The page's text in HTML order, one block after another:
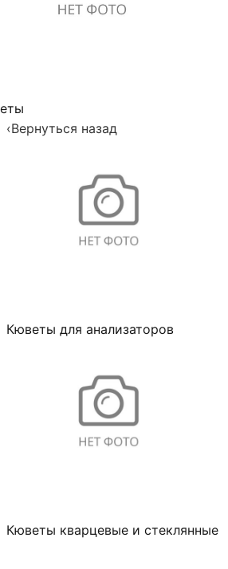
‹Вернуться назад
Кюветы для анализаторов
Кюветы кварцевые и стеклянные